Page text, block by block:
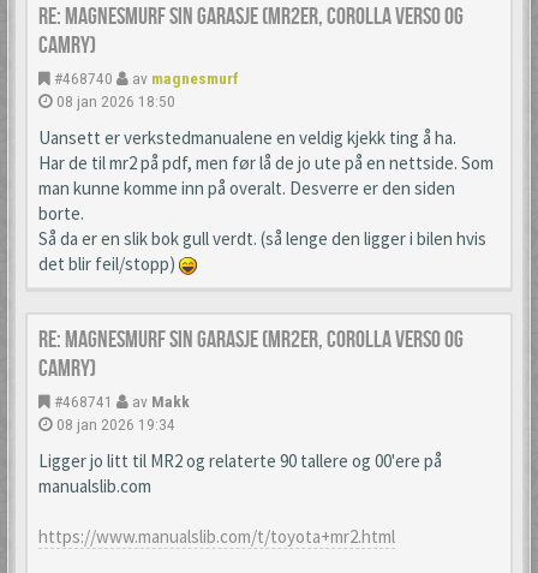
Re: Magnesmurf sin garasje (mr2er, corolla verso og
camry)
#468740 av magnesmurf
08 jan 2026 18:50
Uansett er verkstedmanualene en veldig kjekk ting å ha.
Har de til mr2 på pdf, men før lå de jo ute på en nettside. Som
man kunne komme inn på overalt. Desverre er den siden
borte.
Så da er en slik bok gull verdt. (så lenge den ligger i bilen hvis
det blir feil/stopp)
Re: Magnesmurf sin garasje (mr2er, corolla verso og
camry)
#468741 av Makk
08 jan 2026 19:34
Ligger jo litt til MR2 og relaterte 90 tallere og 00'ere på
manualslib.com
https://www.manualslib.com/t/toyota+mr2.html